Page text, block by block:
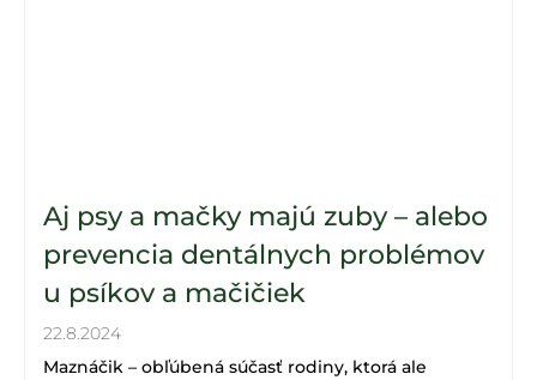
Aj psy a mačky majú zuby – alebo
prevencia dentálnych problémov
u psíkov a mačičiek
22.8.2024
Maznáčik – obľúbená súčasť rodiny, ktorá ale